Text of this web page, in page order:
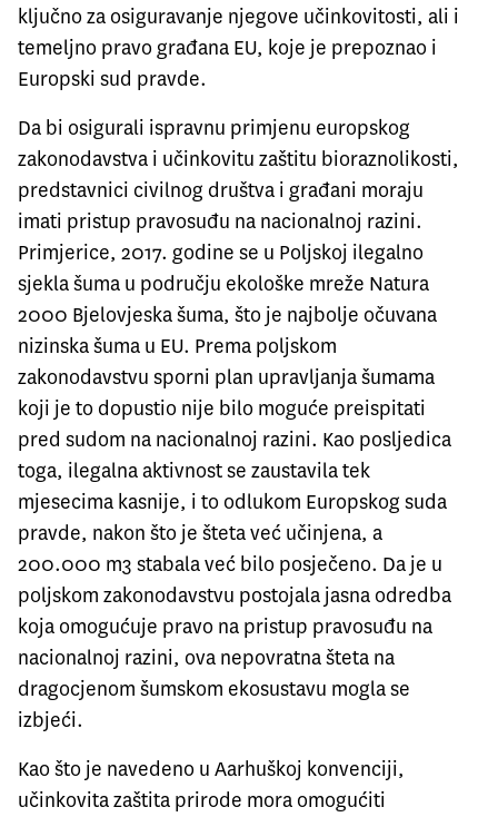
ključno za osiguravanje njegove učinkovitosti, ali i
temeljno pravo građana EU, koje je prepoznao i
Europski sud pravde.
Da bi osigurali ispravnu primjenu europskog
zakonodavstva i učinkovitu zaštitu bioraznolikosti,
predstavnici civilnog društva i građani moraju
imati pristup pravosuđu na nacionalnoj razini.
Primjerice, 2017. godine se u Poljskoj ilegalno
sjekla šuma u području ekološke mreže Natura
2000 Bjelovjeska šuma, što je najbolje očuvana
nizinska šuma u EU. Prema poljskom
zakonodavstvu sporni plan upravljanja šumama
koji je to dopustio nije bilo moguće preispitati
pred sudom na nacionalnoj razini. Kao posljedica
toga, ilegalna aktivnost se zaustavila tek
mjesecima kasnije, i to odlukom Europskog suda
pravde, nakon što je šteta već učinjena, a
200.000 m3 stabala već bilo posječeno. Da je u
poljskom zakonodavstvu postojala jasna odredba
koja omogućuje pravo na pristup pravosuđu na
nacionalnoj razini, ova nepovratna šteta na
dragocjenom šumskom ekosustavu mogla se
izbjeći.
Kao što je navedeno u Aarhuškoj konvenciji,
učinkovita zaštita prirode mora omogućiti